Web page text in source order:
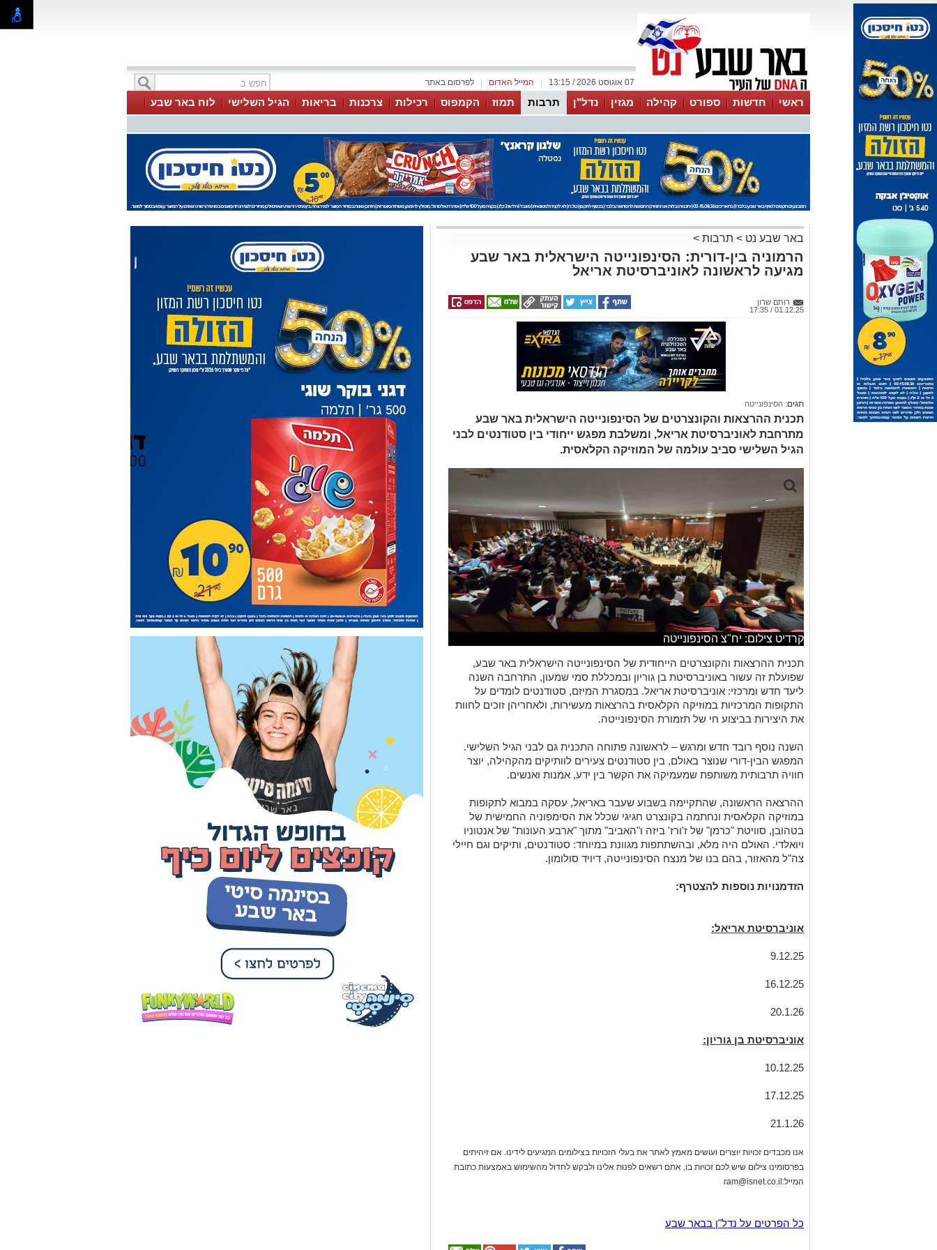
לפרסום באתר המייל האדום 07 אוגוסט 2026 / 13:15
ראשי חדשות ספורט קהילה מגזין נדל"ן תרבות תמוז הקמפוס רכילות צרכנות בריאות הגיל השלישי
לוח באר שבע
באר שבע נט > תרבות >
הרמוניה בין-דורית: הסינפונייטה הישראלית באר שבע
מגיעה לראשונה לאוניברסיטת אריאל
רותם שרון
01.12.25 / 17:35
תגים: הסינפונייטה
תכנית ההרצאות והקונצרטים של הסינפונייטה הישראלית באר שבע
מתרחבת לאוניברסיטת אריאל, ומשלבת מפגש ייחודי בין סטודנטים לבני
הגיל השלישי סביב עולמה של המוזיקה הקלאסית.
קרדיט צילום: יח"צ הסינפונייטה
תכנית ההרצאות והקונצרטים הייחודית של הסינפונייטה הישראלית באר שבע,
שפועלת זה עשור באוניברסיטת בן גוריון ובמכללת סמי שמעון, התרחבה השנה
ליעד חדש ומרכזי: אוניברסיטת אריאל. במסגרת המיזם, סטודנטים לומדים על
התקופות המרכזיות במוזיקה הקלאסית בהרצאות מעשירות, ולאחריהן זוכים לחוות
את היצירות בביצוע חי של תזמורת הסינפונייטה.
השנה נוסף רובד חדש ומרגש – לראשונה פתוחה התכנית גם לבני הגיל השלישי.
המפגש הבין-דורי שנוצר באולם, בין סטודנטים צעירים לוותיקים מהקהילה, יוצר
חוויה תרבותית משותפת שמעמיקה את הקשר בין ידע, אמנות ואנשים.
ההרצאה הראשונה, שהתקיימה בשבוע שעבר באריאל, עסקה במבוא לתקופות
במוזיקה הקלאסית ונחתמה בקונצרט חגיגי שכלל את הסימפוניה החמישית של
בטהובן, סוויטת "כרמן" של ז'ורז' ביזה ו"האביב" מתוך "ארבע העונות" של אנטוניו
ויואלדי. האולם היה מלא, ובהשתתפות מגוונת במיוחד: סטודנטים, ותיקים וגם חיילי
צה"ל מהאזור, בהם בנו של מנצח הסינפונייטה, דיויד סולומון.
הזדמנויות נוספות להצטרף:
אוניברסיטת אריאל:
9.12.25
16.12.25
20.1.26
אוניברסיטת בן גוריון:
10.12.25
17.12.25
21.1.26
אנו מכבדים זכויות יוצרים ועושים מאמץ לאתר את בעלי הזכויות בצילומים המגיעים לידינו. אם זיהיתים
בפרסומינו צילום שיש לכם זכויות בו, אתם רשאים לפנות אלינו ולבקש לחדול מהשימוש באמצעות כתובת
המייל: ram@isnet.co.il
כל הפרטים על נדל"ן בבאר שבע